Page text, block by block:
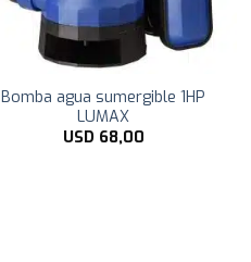
Bomba agua sumergible 1HP
LUMAX
USD 68,00